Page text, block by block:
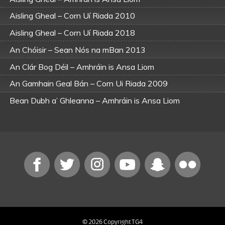
Aisling Gheal – Corn Uí Riada 2010
Aisling Gheal – Corn Uí Riada 2018
An Chóisir – Sean Nós na mBan 2013
An Clár Bog Déil – Amhráin is Ansa Liom
An Gamhain Geal Bán – Corn Ui Riada 2009
Bean Dubh a’ Ghleanna – Amhráin is Ansa Liom
Cruach Mhóna Dhomhnaill Uí Ríordáin – Corn Uí Riada
2008
Cruach Mhóna Dhomhnaill Uí Ríordáin – Corn Uí Riada
Faiche Bhreátha Aerach an Cheoil – Sean Nós na mBan
© 2026 Copyright TG4